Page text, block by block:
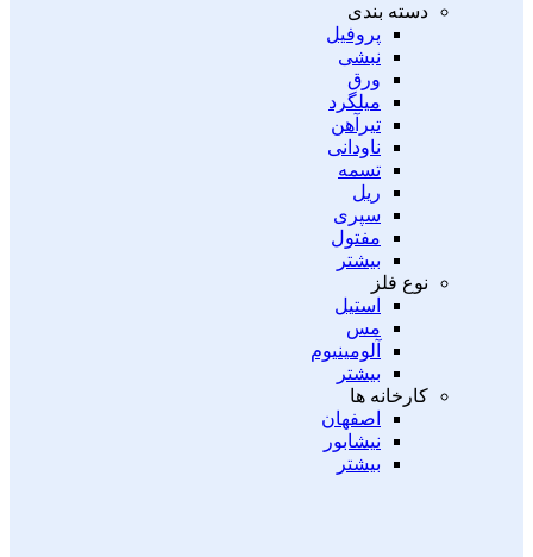
دسته بندی
پروفیل
نبشی
ورق
میلگرد
تیرآهن
ناودانی
تسمه
ریل
سپری
مفتول
بیشتر
نوع فلز
استیل
مس
آلومینیوم
بیشتر
کارخانه ها
اصفهان
نیشابور
بیشتر